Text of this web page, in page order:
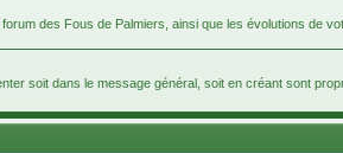
des Fous de Palmiers, ainsi que les évolutions de
soit dans le message général, soit en créant sont